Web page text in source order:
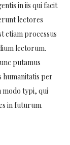
in iis qui facit
lectores
etiam processus
lectorum.
putamus
per
modo typi, qui
in futurum.